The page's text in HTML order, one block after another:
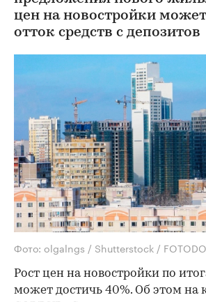
цен на новостройки
отток средств с депозитов
Фото: olgalngs / Shutterstock /
Рост цен на новостройки по
может достичь 40%. Об этом на